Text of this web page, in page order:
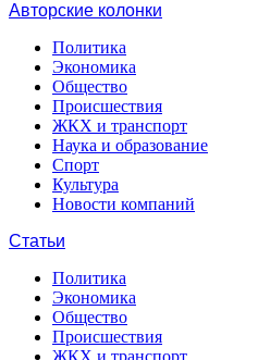
Авторские колонки
Политика
Экономика
Общество
Происшествия
ЖКХ и транспорт
Наука и образование
Спорт
Культура
Новости компаний
Статьи
Политика
Экономика
Общество
Происшествия
ЖКХ и транспорт